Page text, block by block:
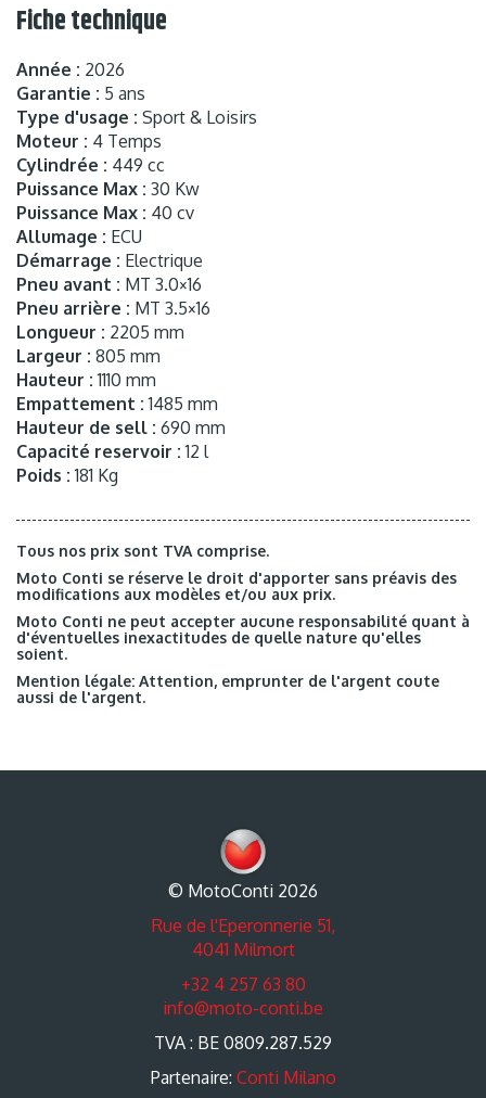
Fiche technique
Année : 2026
Garantie : 5 ans
Type d'usage : Sport & Loisirs
Moteur : 4 Temps
Cylindrée : 449 cc
Puissance Max : 30 Kw
Puissance Max : 40 cv
Allumage : ECU
Démarrage : Electrique
Pneu avant : MT 3.0×16
Pneu arrière : MT 3.5×16
Longueur : 2205 mm
Largeur : 805 mm
Hauteur : 1110 mm
Empattement : 1485 mm
Hauteur de sell : 690 mm
Capacité reservoir : 12 l
Poids : 181 Kg
Tous nos prix sont TVA comprise.
Moto Conti se réserve le droit d'apporter sans préavis des
modifications aux modèles et/ou aux prix.
Moto Conti ne peut accepter aucune responsabilité quant à
d'éventuelles inexactitudes de quelle nature qu'elles
soient.
Mention légale: Attention, emprunter de l'argent coute
aussi de l'argent.
© MotoConti 2026
Rue de l'Eperonnerie 51,
4041 Milmort
+32 4 257 63 80
info@moto-conti.be
TVA : BE 0809.287.529
Partenaire: Conti Milano